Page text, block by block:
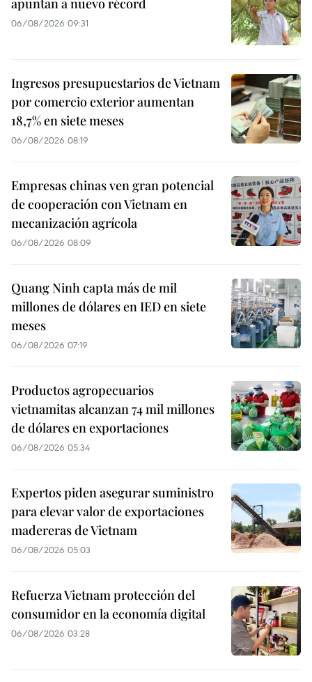
apuntan a nuevo récord
06/08/2026 09:31
Ingresos presupuestarios de Vietnam
por comercio exterior aumentan
18,7% en siete meses
06/08/2026 08:19
Empresas chinas ven gran potencial
de cooperación con Vietnam en
mecanización agrícola
06/08/2026 08:09
Quang Ninh capta más de mil
millones de dólares en IED en siete
meses
06/08/2026 07:19
Productos agropecuarios
vietnamitas alcanzan 74 mil millones
de dólares en exportaciones
06/08/2026 05:34
Expertos piden asegurar suministro
para elevar valor de exportaciones
madereras de Vietnam
06/08/2026 05:03
Refuerza Vietnam protección del
consumidor en la economía digital
06/08/2026 03:28